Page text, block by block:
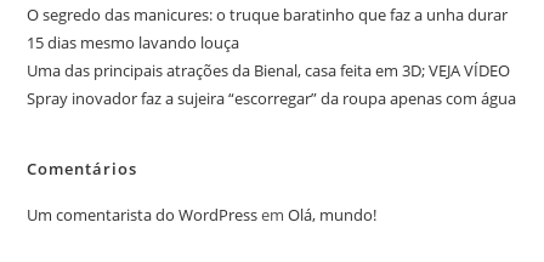
O segredo das manicures: o truque baratinho que faz a unha durar
15 dias mesmo lavando louça
Uma das principais atrações da Bienal, casa feita em 3D; VEJA VÍDEO
Spray inovador faz a sujeira “escorregar” da roupa apenas com água
Comentários
Um comentarista do WordPressemOlá, mundo!